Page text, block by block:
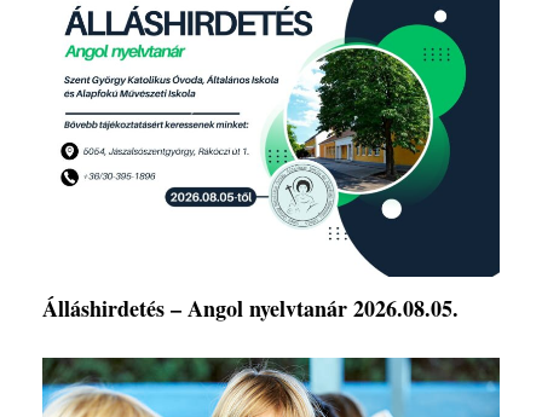
Álláshirdetés – Angol nyelvtanár 2026.08.05.